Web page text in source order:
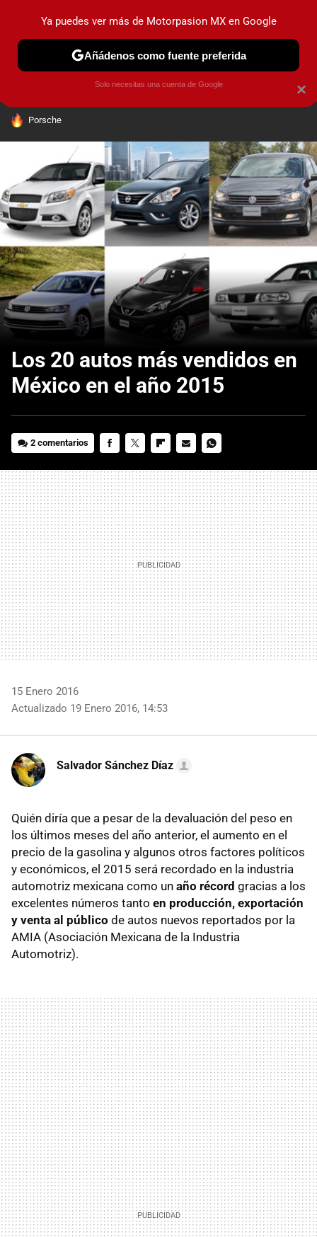
PRUEBAS INDUSTRIA HOY NO CIRCULA
HOY SE HABLA DE
Porsche
Los 20 autos más vendidos en
México en el año 2015
2 comentarios
MAIL
15 Enero 2016
Actualizado 19 Enero 2016, 14:53
Salvador Sánchez Díaz
Quién diría que a pesar de la devaluación del peso en
los últimos meses del año anterior, el aumento en el
precio de la gasolina y algunos otros factores políticos
y económicos, el 2015 será recordado en la industria
automotriz mexicana como un año récord gracias a los
excelentes números tanto en producción, exportación
y venta al público de autos nuevos reportados por la
AMIA (Asociación Mexicana de la Industria
Automotriz).
×
Ya puedes ver más de Motorpasion MX en Google
Añádenos como fuente preferida
Solo necesitas una cuenta de Google